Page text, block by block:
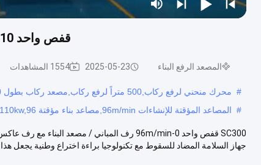
قفص واحد 110 كيلوواط مصاعد بناء مؤقتة 96m / min مصعد رجل بناء
المصعد الرفع البناء 2025-05-23 1554 المشاهدات
# محرك منحني لرفع ركاب,500 متراً لرفع ركاب,مصعد ركاب بطول 500 متر لموقع البناء
# المصاعد المؤقتة للإنشاءات 96m/min,مصاعد بناء مؤقتة 110kw,96 متر/دقيقة رف رجل البناء
جهاز السلامة المضاد للسقوط مع تكنولوجيا براءة اختراع وطنية يجعل هذا